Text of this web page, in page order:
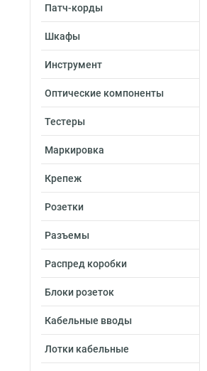
Патч-корды
Шкафы
Инструмент
Оптические компоненты
Тестеры
Маркировка
Крепеж
Розетки
Разъемы
Распред коробки
Блоки розеток
Кабельные вводы
Лотки кабельные